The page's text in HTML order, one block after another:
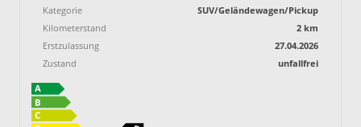
Kategorie
SUV/Geländewagen/Pickup
Kilometerstand
2 km
Erstzulassung
27.04.2026
Zustand
unfallfrei